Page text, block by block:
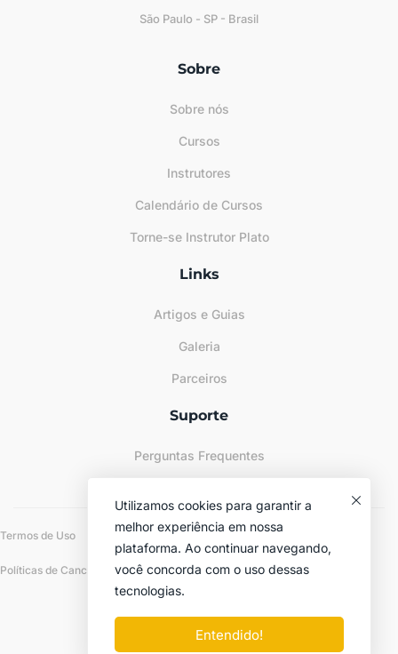
São Paulo - SP - Brasil
Sobre
Sobre nós
Cursos
Instrutores
Calendário de Cursos
Torne-se Instrutor Plato
Links
Artigos e Guias
Galeria
Parceiros
Suporte
Perguntas Frequentes
Termos de Uso Políticas de Privacidade
Políticas de Cancelamento e Reembolso
© 2024-2026 Plato Academia Líquida
Todos os Direitos Reservados.
Utilizamos cookies para garantir a
melhor experiência em nossa
plataforma. Ao continuar navegando,
você concorda com o uso dessas
tecnologias.
Entendido!